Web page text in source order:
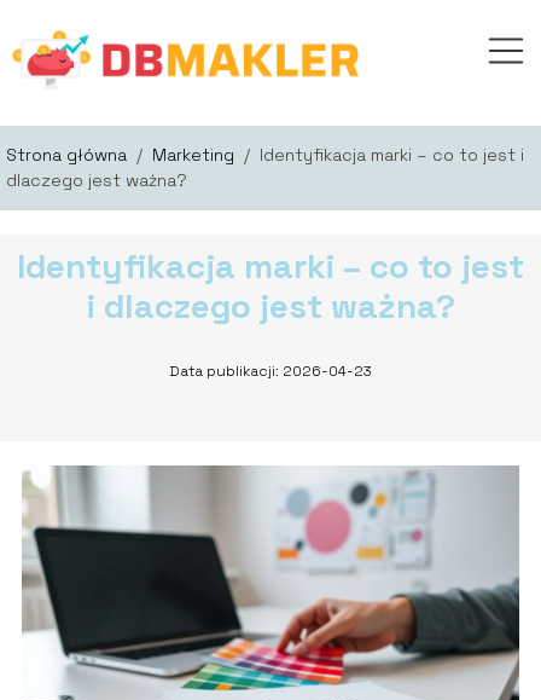
Strona główna / Marketing / Identyfikacja marki – co to jest i
dlaczego jest ważna?
Identyfikacja marki – co to jest
i dlaczego jest ważna?
Data publikacji: 2026-04-23